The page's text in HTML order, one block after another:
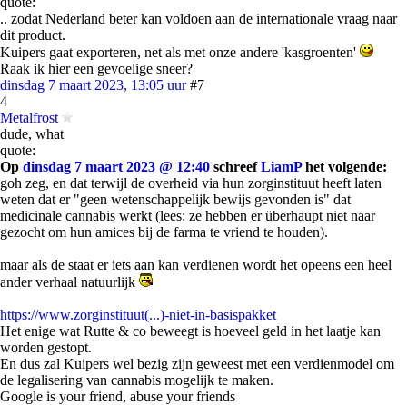
.. zodat Nederland beter kan voldoen aan de internationale vraag naar
dit product.
Kuipers gaat exporteren, net als met onze andere 'kasgroenten'
Raak ik hier een gevoelige sneer?
dinsdag 7 maart 2023, 13:05 uur #7
4
Metalfrost
dude, what
quote:
Op dinsdag 7 maart 2023 @ 12:40 schreefLiamPhet volgende:
goh zeg, en dat terwijl de overheid via hun zorginstituut heeft laten
weten dat er "geen wetenschappelijk bewijs gevonden is" dat
medicinale cannabis werkt (lees: ze hebben er überhaupt niet naar
gezocht om hun amices bij de farma te vriend te houden).
maar als de staat er iets aan kan verdienen wordt het opeens een heel
ander verhaal natuurlijk
https://www.zorginstituut(...)-niet-in-basispakket
Het enige wat Rutte & co beweegt is hoeveel geld in het laatje kan
worden gestopt.
En dus zal Kuipers wel bezig zijn geweest met een verdienmodel om
de legalisering van cannabis mogelijk te maken.
Google is your friend, abuse your friends